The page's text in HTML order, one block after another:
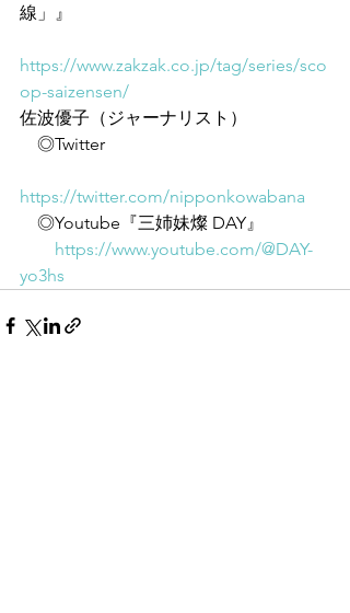
線」』
https://www.zakzak.co.jp/tag/series/sco
op-saizensen/
佐波優子（ジャーナリスト）
◎Twitter
https://twitter.com/nipponkowabana
◎Youtube『三姉妹燦 DAY』
https://www.youtube.com/@DAY-
yo3hs